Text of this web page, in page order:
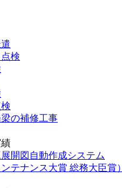
検
梁の補修工事
展開図自動作成システム
ンテナンス大賞 総務大臣賞）